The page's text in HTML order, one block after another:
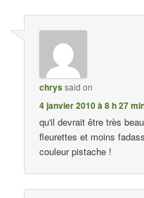
chryssaid on
4 janvier 2010 à 8 h 27
qu'il devrait être très
fleurettes et moins
couleur pistache !